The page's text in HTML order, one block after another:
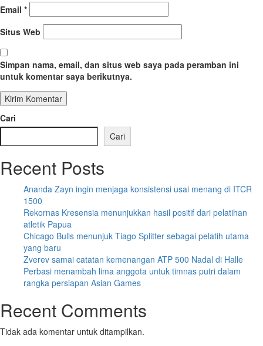
Email *
Situs Web
Simpan nama, email, dan situs web saya pada peramban ini
untuk komentar saya berikutnya.
Cari
Cari
Recent Posts
Ananda Zayn ingin menjaga konsistensi usai menang di ITCR
1500
Rekornas Kresensia menunjukkan hasil positif dari pelatihan
atletik Papua
Chicago Bulls menunjuk Tiago Splitter sebagai pelatih utama
yang baru
Zverev samai catatan kemenangan ATP 500 Nadal di Halle
Perbasi menambah lima anggota untuk timnas putri dalam
rangka persiapan Asian Games
Recent Comments
Tidak ada komentar untuk ditampilkan.